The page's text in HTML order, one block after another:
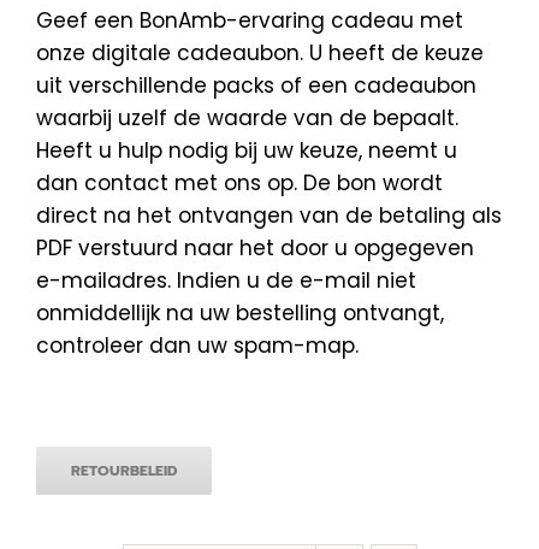
Geef een BonAmb-ervaring cadeau met
onze digitale cadeaubon. U heeft de keuze
uit verschillende packs of een cadeaubon
waarbij uzelf de waarde van de bepaalt.
Heeft u hulp nodig bij uw keuze, neemt u
dan contact met ons op. De bon wordt
direct na het ontvangen van de betaling als
PDF verstuurd naar het door u opgegeven
e-mailadres. Indien u de e-mail niet
onmiddellijk na uw bestelling ontvangt,
controleer dan uw spam-map.
RETOURBELEID